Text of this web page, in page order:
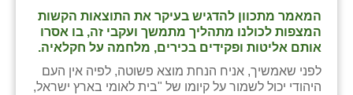
המאמר מתכוון להדגיש בעיקר את התוצאות הקשות
המצפות לכולנו מתהליך מתמשך ועקבי זה, בו אסרו
אותם אליטות ופקידים בכירים, מלחמה על חקלאיה.
לפני שאמשיך, אניח הנחת מוצא פשוטה, לפיה אין העם
היהודי יכול לשמור על קיומו של "בית לאומי בארץ ישראל,
שדמה
שכניה
תלמי יוסף